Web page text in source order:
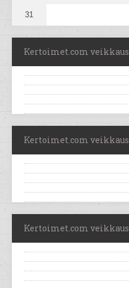
31
Kertoimet.com
Kertoimet.com
Kertoimet.com